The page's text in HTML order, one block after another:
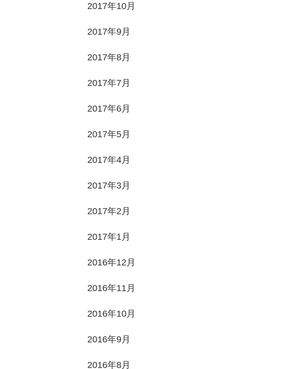
2017年10月
2017年9月
2017年8月
2017年7月
2017年6月
2017年5月
2017年4月
2017年3月
2017年2月
2017年1月
2016年12月
2016年11月
2016年10月
2016年9月
2016年8月